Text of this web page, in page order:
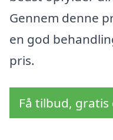
Gennem denne
en god
pris.
Få tilbud,